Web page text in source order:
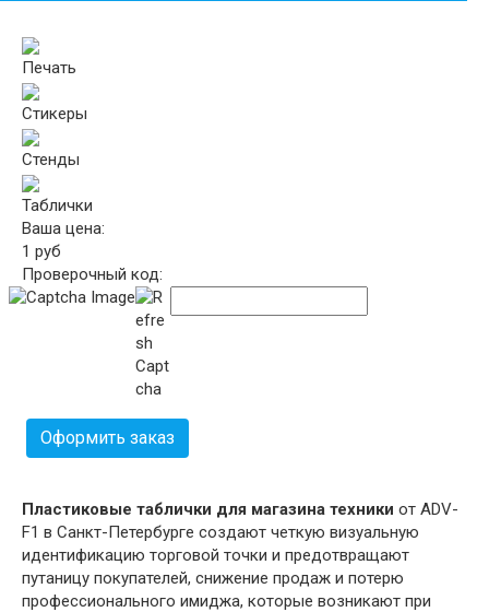
Печать
Стикеры
Стенды
Таблички
Ваша цена:
1 руб
Проверочный код:
Оформить заказ
Пластиковые таблички для магазина техники от ADV-
F1 в Санкт-Петербурге создают четкую визуальную
идентификацию торговой точки и предотвращают
путаницу покупателей, снижение продаж и потерю
профессионального имиджа, которые возникают при